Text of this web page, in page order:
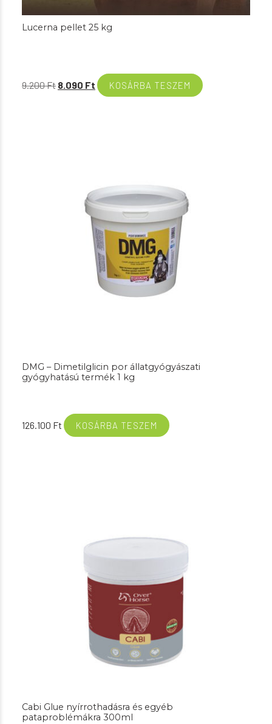
Lucerna pellet 25 kg
9.200Ft Original
8.090 Ft Current
price
KOSÁRBA TESZEM
DMG – Dimetilglicin por állatgyógyászati
gyógyhatású termék 1 kg
126.100 Ft KOSÁRBA TESZEM
Cabi Glue nyírrothadásra és egyéb
pataproblémákra 300ml